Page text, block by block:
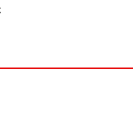
ポリドリンク／ゼリー
チルド飲料・デザート
飲料
品 低アルコール飲料
業務用非食品
小物家具 傘・袋物
菜・乾物・その他（業務用
る！つり下げ４連・5連菓子
ーお菓子
タジマヤ オ
貨 業務用非食品 業務
貨 業務用非食品 業務